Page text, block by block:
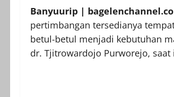
Banyuurip |
pertimbangan tersedianya
betul-betul menjadi kebutuhan
dr. Tjitrowardojo Purworejo,